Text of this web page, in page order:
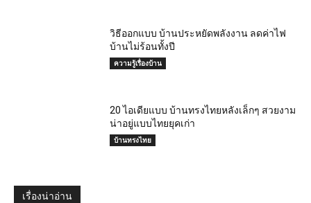
วิธีออกแบบ บ้านประหยัดพลังงาน ลดค่าไฟ
บ้านไม่ร้อนทั้งปี
ความรู้เรื่องบ้าน
20 ไอเดียแบบ บ้านทรงไทยหลังเล็กๆ สวยงาม
น่าอยู่แบบไทยยุคเก่า
บ้านทรงไทย
เรื่องน่าอ่าน